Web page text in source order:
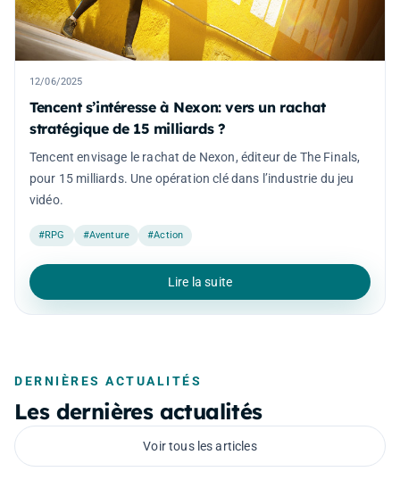
12/06/2025
Tencent s’intéresse à Nexon: vers un rachat
stratégique de 15 milliards ?
Tencent envisage le rachat de Nexon, éditeur de The Finals,
pour 15 milliards. Une opération clé dans l’industrie du jeu
vidéo.
#RPG #Aventure #Action
Lire la suite
DERNIÈRES ACTUALITÉS
Les dernières actualités
Voir tous les articles